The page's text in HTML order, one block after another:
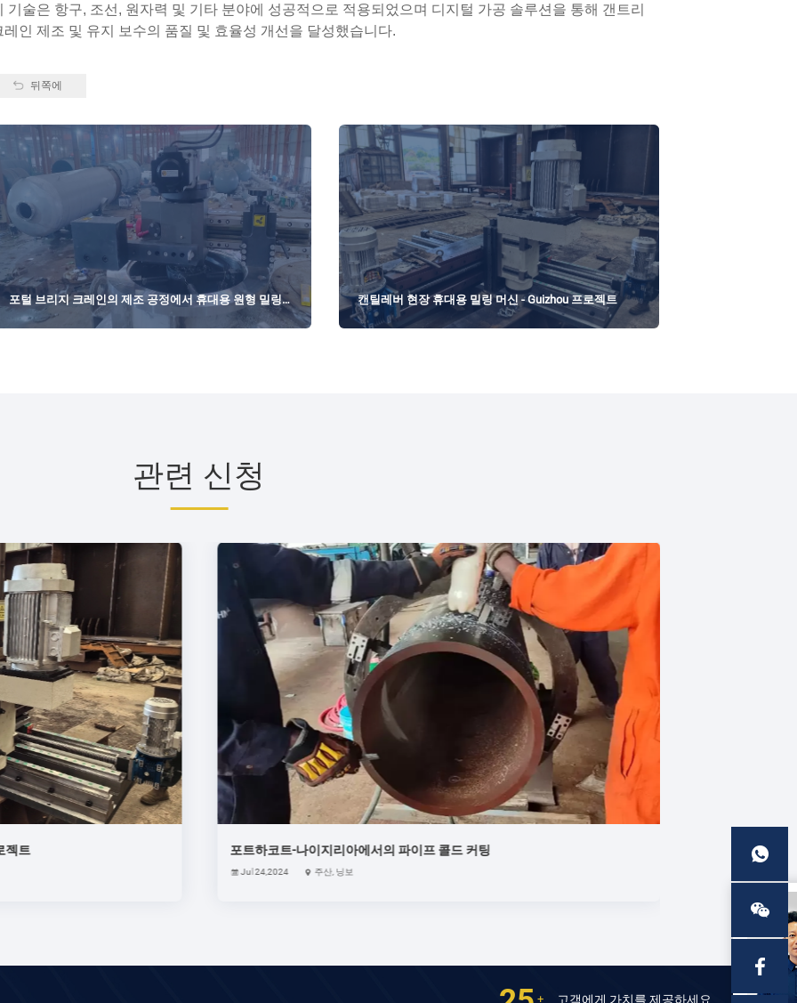
기술은 항구, 조선, 원자력 및 기타 분야에 성공적으로 적용되었으며 디지털 가공 솔루션을 통해 갠트리
레인 제조 및 유지 보수의 품질 및 효율성 개선을 달성했습니다.
뒤쪽에
포털 브리지 크레인의 제조 공정에서 휴대용 원형 밀링
머신의 응용
캔틸레버 현장 휴대용 밀링 머신 - Guizhou 프로젝트
관련 신청
젝트 포트하코트-나이지리아에서의 파이프 콜드 커팅
Jul 24,2024 주산, 닝보
말레이시아 프
+ 고객에게 가치를 제공하세요